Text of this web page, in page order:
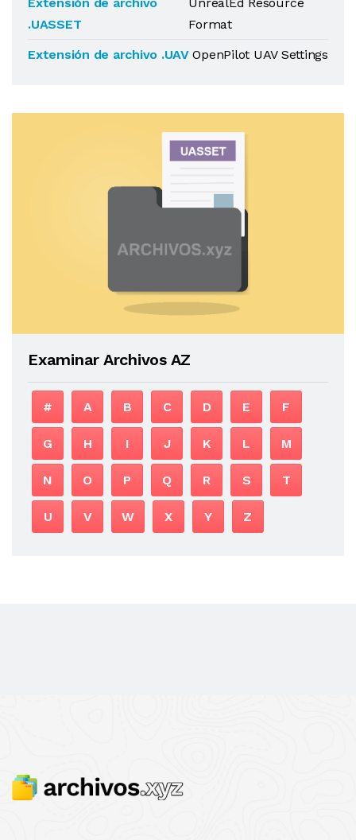
.UASSET
Format
Extensión de archivo .UAV OpenPilot UAV Settings
Examinar Archivos AZ
# A B C D E F
G H I J K L M
N O P Q R S T
U V W X Y Z